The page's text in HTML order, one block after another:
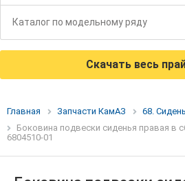
Каталог по модельному ряду
Скачать весь
Главная Запчасти КамАЗ
68.
Боковина подвески сиденья правая в
6804510-01